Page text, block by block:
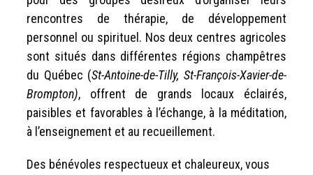
rencontres de thérapie, de développement
personnel ou spirituel. Nos deux centres agricoles
sont situés dans différentes régions champêtres
du Québec (St-Antoine-de-Tilly, St-François-Xavier-de-
Brompton), offrent de grands locaux éclairés,
paisibles et favorables à l’échange, à la méditation,
à l’enseignement et au recueillement.
Des bénévoles respectueux et chaleureux, vous